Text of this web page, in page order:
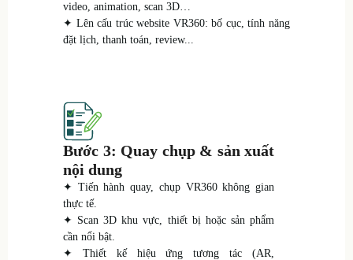
video, animation, scan 3D…
✦ Lên cấu trúc website VR360: bố cục, tính năng
đặt lịch, thanh toán, review...
Bước 3: Quay chụp & sản xuất
nội dung
✦ Tiến hành quay, chụp VR360 không gian
thực tế.
✦ Scan 3D khu vực, thiết bị hoặc sản phẩm
cần nổi bật.
✦ Thiết kế hiệu ứng tương tác (AR,